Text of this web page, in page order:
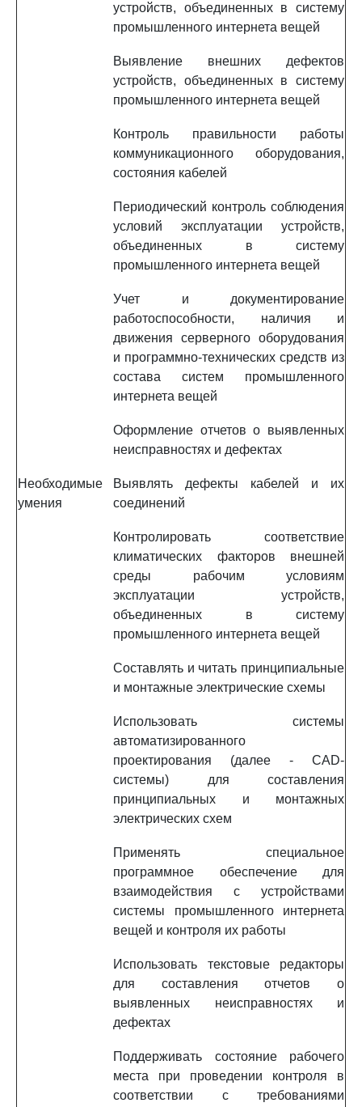
устройств, объединенных в систему
промышленного интернета вещей
Выявление внешних дефектов
устройств, объединенных в систему
промышленного интернета вещей
Контроль правильности работы
коммуникационного оборудования,
состояния кабелей
Периодический контроль соблюдения
условий эксплуатации устройств,
объединенных в систему
промышленного интернета вещей
Учет и документирование
работоспособности, наличия и
движения серверного оборудования
и программно-технических средств из
состава систем промышленного
интернета вещей
Оформление отчетов о выявленных
неисправностях и дефектах
Необходимые
умения
Выявлять дефекты кабелей и их
соединений
Контролировать соответствие
климатических факторов внешней
среды рабочим условиям
эксплуатации устройств,
объединенных в систему
промышленного интернета вещей
Составлять и читать принципиальные
и монтажные электрические схемы
Использовать системы
автоматизированного
проектирования (далее - CAD-
системы) для составления
принципиальных и монтажных
электрических схем
Применять специальное
программное обеспечение для
взаимодействия с устройствами
системы промышленного интернета
вещей и контроля их работы
Использовать текстовые редакторы
для составления отчетов о
выявленных неисправностях и
дефектах
Поддерживать состояние рабочего
места при проведении контроля в
соответствии с требованиями